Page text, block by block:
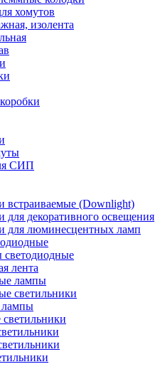
хомутов
изолента
СИП
встраиваемые (Downlight)
для декоративного освещения
для люминесцентных ламп
лента
лампы
светильники
лампы